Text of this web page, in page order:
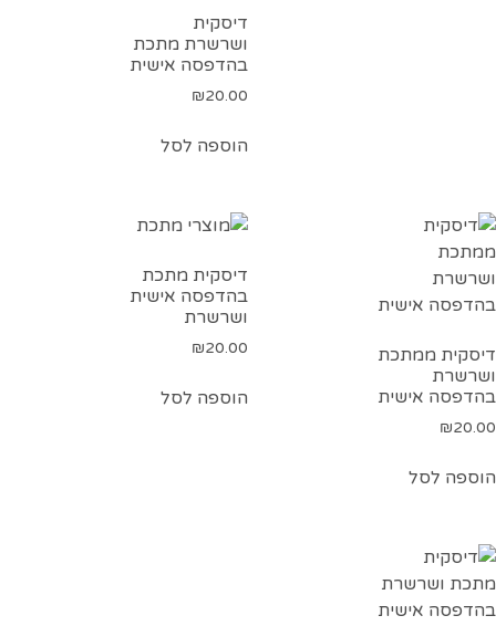
דיסקית
ושרשרת מתכת
בהדפסה אישית
₪20.00
הוספה לסל
דיסקית ממתכת
ושרשרת
בהדפסה אישית
₪20.00
הוספה לסל
דיסקית מתכת
בהדפסה אישית
ושרשרת
₪20.00
הוספה לסל